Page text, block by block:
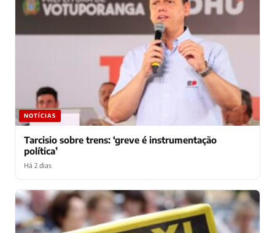
NOTÍCIAS
Tarcisio sobre trens: ‘greve é instrumentação
política’
Há 2 dias